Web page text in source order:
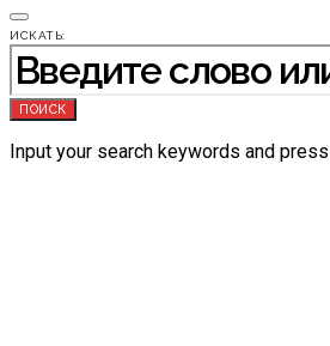
ИСКАТЬ:
ПОИСК
Input your search keywords and press